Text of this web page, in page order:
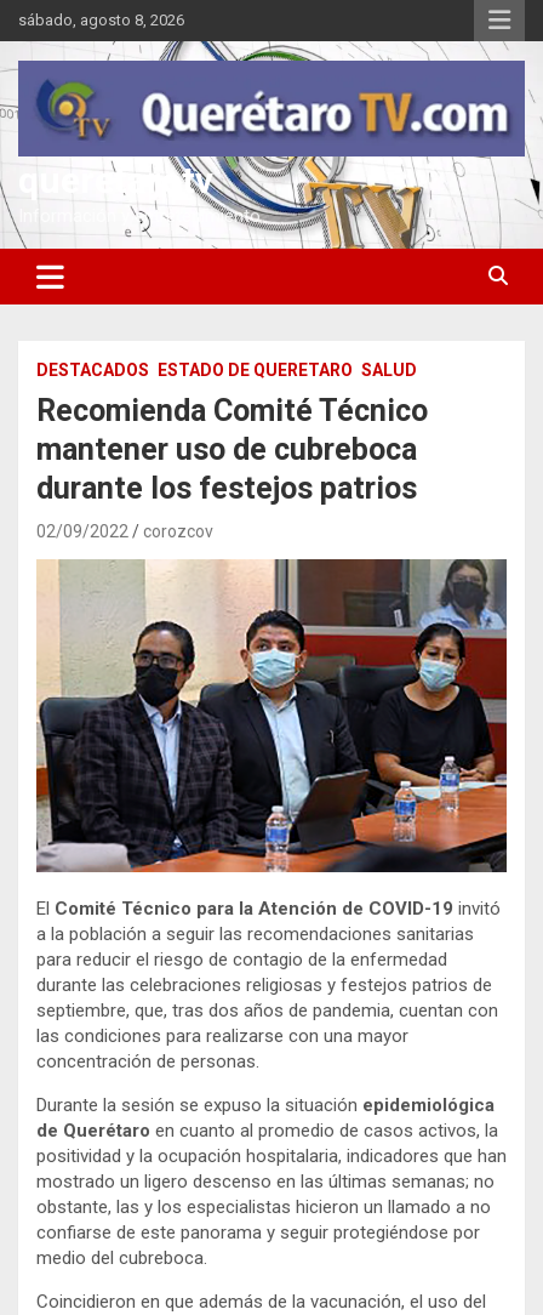
Saltar
al
contenido
sábado, agosto 8, 2026
queretarotv
Información y entretenimiento
DESTACADOS ESTADO DE QUERETARO SALUD
Recomienda Comité Técnico
mantener uso de cubreboca
durante los festejos patrios
02/09/2022 corozcov
El Comité Técnico para la Atención de COVID-19 invitó
a la población a seguir las recomendaciones sanitarias
para reducir el riesgo de contagio de la enfermedad
durante las celebraciones religiosas y festejos patrios de
septiembre, que, tras dos años de pandemia, cuentan con
las condiciones para realizarse con una mayor
concentración de personas.
Durante la sesión se expuso la situación epidemiológica
de Querétaro en cuanto al promedio de casos activos, la
positividad y la ocupación hospitalaria, indicadores que han
mostrado un ligero descenso en las últimas semanas; no
obstante, las y los especialistas hicieron un llamado a no
confiarse de este panorama y seguir protegiéndose por
medio del cubreboca.
Coincidieron en que además de la vacunación, el uso del